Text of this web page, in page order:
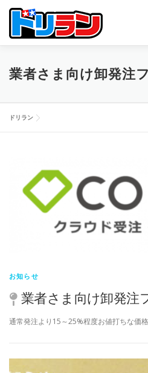
TOP ABOUT US NEWS
業者さま向け卸発注
ドリラン
お知らせ
業者さま向け卸発注
通常発注より15～25%程度お値打ちな価